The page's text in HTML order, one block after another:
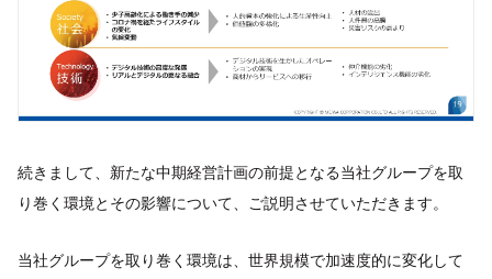
続きまして、新たな中期経営計画の前提となる当社グループを取
り巻く環境とその影響について、ご説明させていただきます。
当社グループを取り巻く環境は、世界規模で加速度的に変化して